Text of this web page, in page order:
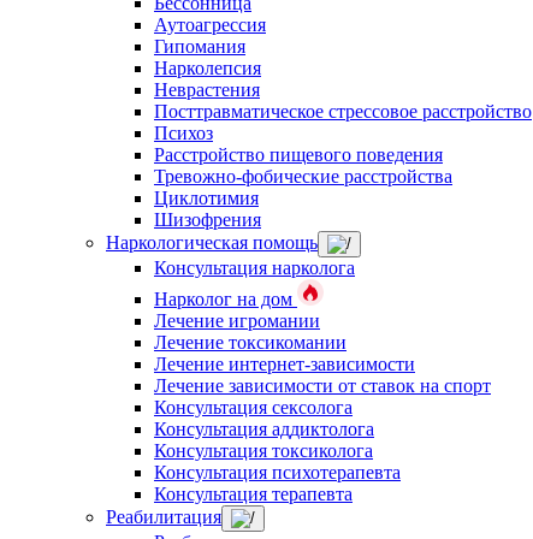
Аутоагрессия
Гипомания
Нарколепсия
Неврастения
Посттравматическое стрессовое расстройство
Психоз
Расстройство пищевого поведения
Тревожно-фобические расстройства
Циклотимия
Шизофрения
Наркологическая помощь
Консультация нарколога
Нарколог на дом
Лечение игромании
Лечение токсикомании
Лечение интернет-зависимости
Лечение зависимости от ставок на спорт
Консультация сексолога
Консультация аддиктолога
Консультация токсиколога
Консультация психотерапевта
Консультация терапевта
Реабилитация